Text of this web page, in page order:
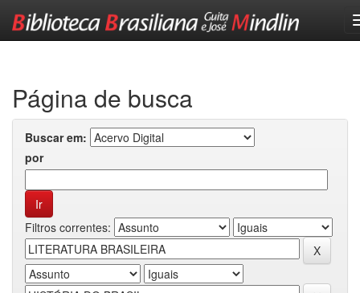
Página de busca
Buscar em:
por
Filtros correntes: